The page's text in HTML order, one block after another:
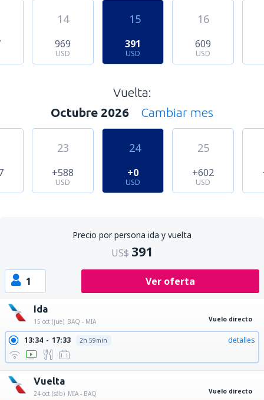
14
969
USD
15
391
USD
16
609
USD
Vuelta:
Octubre 2026
Cambiar mes
23
+588
USD
24
+0
USD
25
+602
USD
Precio por persona ida y vuelta
US$ 391
1 Ver oferta
Ida
15 oct (jue) BAQ - MIA Vuelo directo
13:34 17:33 2h 59min detalles
Vuelta
24 oct (sáb) MIA - BAQ Vuelo directo